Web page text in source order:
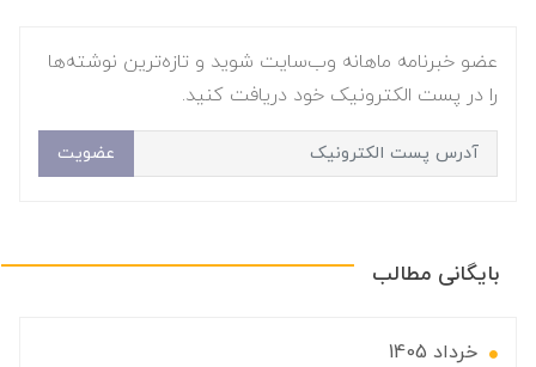
عضو خبرنامه ماهانه وب‌سایت شوید و تازه‌ترین نوشته‌ها
را در پست الکترونیک خود دریافت کنید.
عضویت
بایگانی مطالب
خرداد 1405